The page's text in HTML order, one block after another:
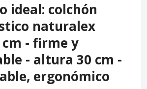
ideal: colchón
naturalex
cm - firme y
- altura 30 cm -
ergonómico